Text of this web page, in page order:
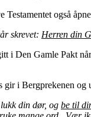
også
skrevet: Herren din
i Den Gamle Pakt
i Bergprekenen
din dør, og be til